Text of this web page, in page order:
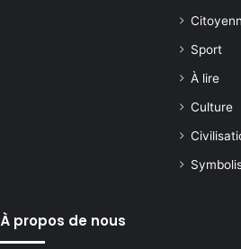
Sport
À lire
Culture
À propos de nous